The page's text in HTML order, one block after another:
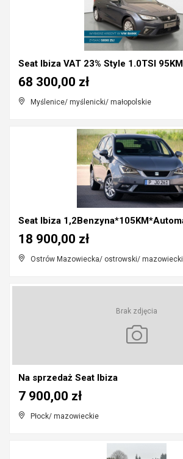
Seat Ibiza VAT 23% Style 1.0TSI
Myślenice/ myślenicki/ małopolskie
68 300,00 zł
Ostrów Mazowiecka/ ostrowski/
18 900,00 zł
Brak zdjęcia
Na sprzedaż Seat Ibiza
Płock/ mazowieckie
7 900,00 zł